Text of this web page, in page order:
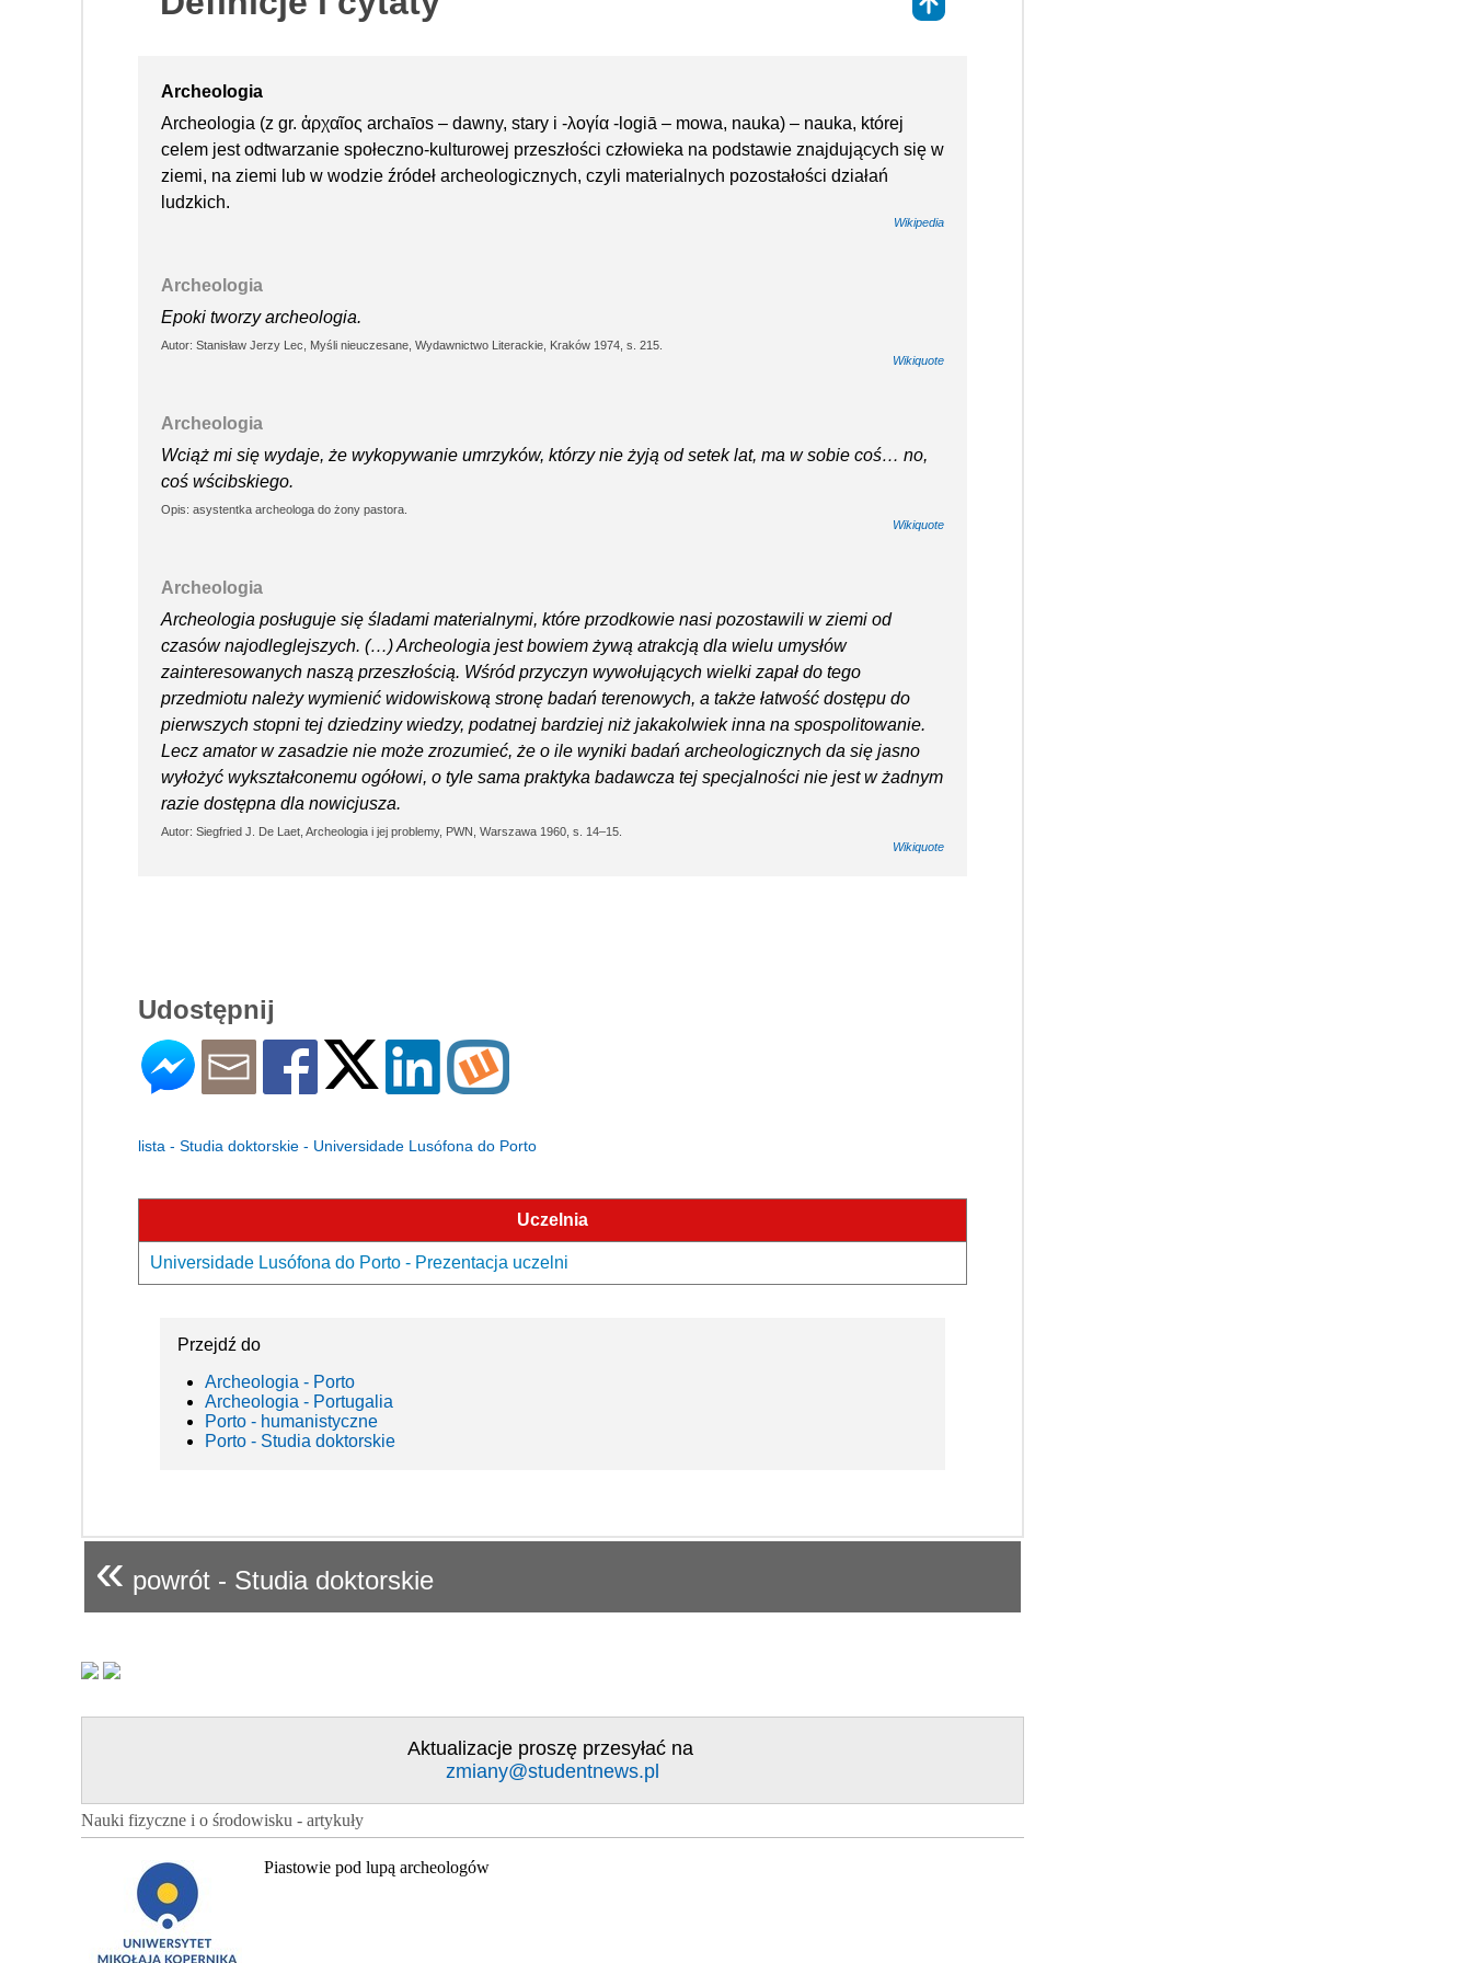
Archeologia
Archeologia (z gr. ἀρχαῖος archaīos – dawny, stary i -λογία -logiā – mowa, nauka) – nauka, której
celem jest odtwarzanie społeczno-kulturowej przeszłości człowieka na podstawie znajdujących się w
ziemi, na ziemi lub w wodzie źródeł archeologicznych, czyli materialnych pozostałości działań
ludzkich.
Wikipedia
Archeologia
Epoki tworzy archeologia.
Autor: Stanisław Jerzy Lec, Myśli nieuczesane, Wydawnictwo Literackie, Kraków 1974, s. 215.
Wikiquote
Archeologia
Wciąż mi się wydaje, że wykopywanie umrzyków, którzy nie żyją od setek lat, ma w sobie coś… no,
coś wścibskiego.
Opis: asystentka archeologa do żony pastora.
Wikiquote
Archeologia
Archeologia posługuje się śladami materialnymi, które przodkowie nasi pozostawili w ziemi od
czasów najodleglejszych. (…) Archeologia jest bowiem żywą atrakcją dla wielu umysłów
zainteresowanych naszą przeszłością. Wśród przyczyn wywołujących wielki zapał do tego
przedmiotu należy wymienić widowiskową stronę badań terenowych, a także łatwość dostępu do
pierwszych stopni tej dziedziny wiedzy, podatnej bardziej niż jakakolwiek inna na spospolitowanie.
Lecz amator w zasadzie nie może zrozumieć, że o ile wyniki badań archeologicznych da się jasno
wyłożyć wykształconemu ogółowi, o tyle sama praktyka badawcza tej specjalności nie jest w żadnym
razie dostępna dla nowicjusza.
Autor: Siegfried J. De Laet, Archeologia i jej problemy, PWN, Warszawa 1960, s. 14–15.
Wikiquote
Udostępnij
lista - Studia doktorskie - Universidade Lusófona do Porto
Uczelnia
Universidade Lusófona do Porto - Prezentacja uczelni
Przejdź do
Archeologia - Porto
Archeologia - Portugalia
Porto - humanistyczne
Porto - Studia doktorskie
« powrót - Studia doktorskie
Aktualizacje proszę przesyłać na
zmiany@studentnews.pl
Nauki fizyczne i o środowisku - artykuły
Piastowie pod lupą archeologów